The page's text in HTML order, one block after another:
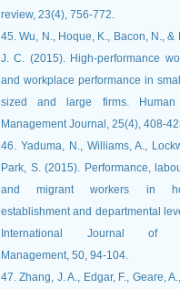
review, 23(4), 756-772.
45. Wu, N., Hoque, K., Bacon, N., &
J. C. (2015). High‐performance
and workplace performance in
sized and large firms. Human
Management Journal, 25(4), 408-
46. Yaduma, N., Williams, A.,
Park, S. (2015). Performance,
and migrant workers in
establishment and departmental
International Journal of
Management, 50, 94-104.
47. Zhang, J. A., Edgar, F., Geare,